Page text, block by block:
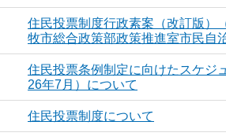
住民投票制度行政素案（改訂版
牧市総合政策部政策推進室市民自
住民投票条例制定に向けたスケジ
26年7月）について
住民投票制度について